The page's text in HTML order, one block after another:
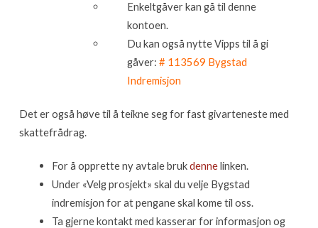
Enkeltgåver kan gå til denne
kontoen.
Du kan også nytte Vipps til å gi
gåver: # 113569 Bygstad
Indremisjon
Det er også høve til å teikne seg for fast givarteneste med
skattefrådrag.
For å opprette ny avtale brukdennelinken.
Under «Velg prosjekt» skal du velje Bygstad
indremisjon for at pengane skal kome til oss.
Ta gjerne kontakt med kasserar for informasjon og